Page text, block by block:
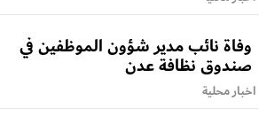
وفاة نائب مدير شؤون الموظفين في
صندوق نظافة عدن
اخبار محلية